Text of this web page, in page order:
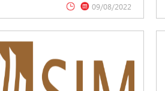
09/08/2022